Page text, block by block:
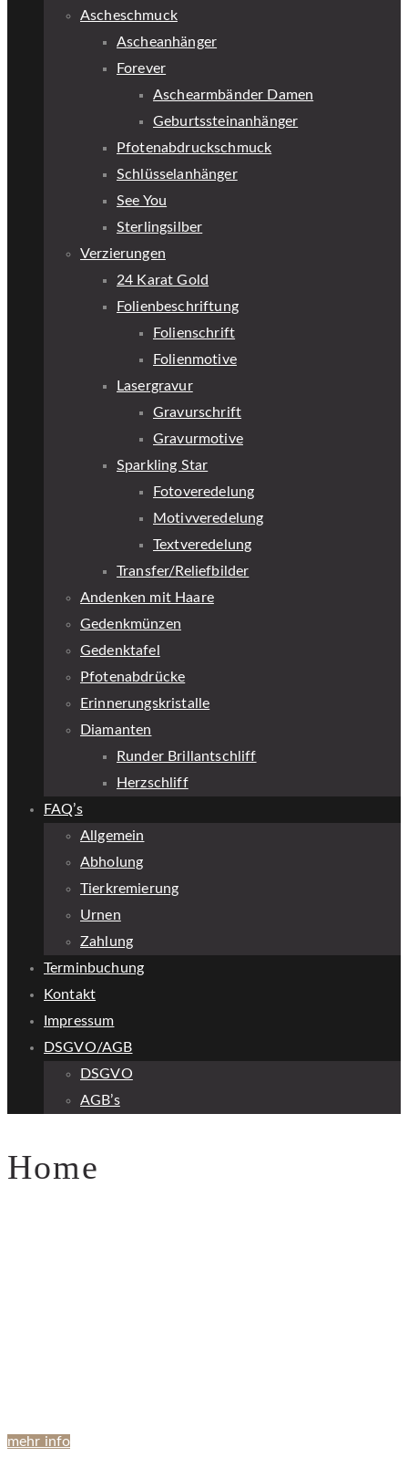
Ascheschmuck
Ascheanhänger
Forever
Aschearmbänder Damen
Geburtssteinanhänger
Pfotenabdruckschmuck
Schlüsselanhänger
See You
Sterlingsilber
Verzierungen
24 Karat Gold
Folienbeschriftung
Folienschrift
Folienmotive
Lasergravur
Gravurschrift
Gravurmotive
Sparkling Star
Fotoveredelung
Motivveredelung
Textveredelung
Transfer/Reliefbilder
Andenken mit Haare
Gedenkmünzen
Gedenktafel
Pfotenabdrücke
Erinnerungskristalle
Diamanten
Runder Brillantschliff
Herzschliff
FAQ’s
Allgemein
Abholung
Tierkremierung
Urnen
Zahlung
Terminbuchung
Kontakt
Impressum
DSGVO/AGB
DSGVO
AGB’s
Home
mehr info